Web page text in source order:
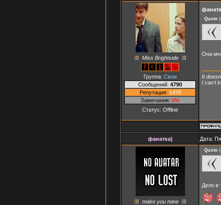
Miss Brightside
Группа: Свои
Сообщений: 4790
Репутация: 1478
Замечания: 0%
Статус: Offline
Quote (
Она
It
I can't
фанатка) Дата:
make you mine
Quote (
Дело в